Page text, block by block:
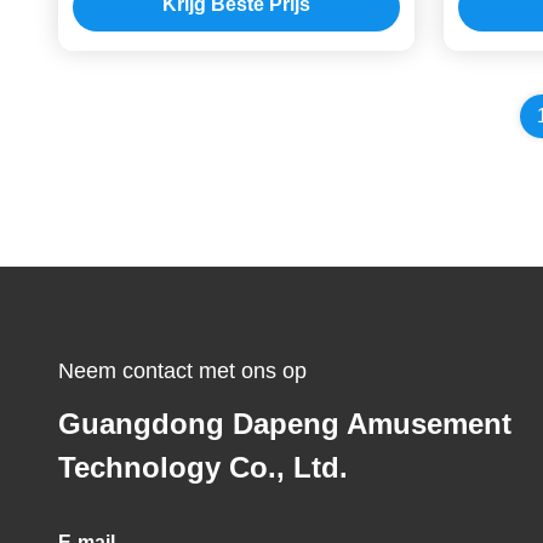
Oxydatieerosie
Krijg Beste Prijs
Neem contact met ons op
Guangdong Dapeng Amusement
Technology Co., Ltd.